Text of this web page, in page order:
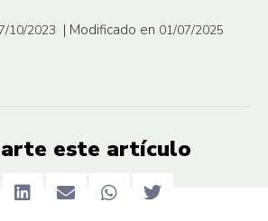
10/2023 | Modificado en 01/07/2025
este artículo